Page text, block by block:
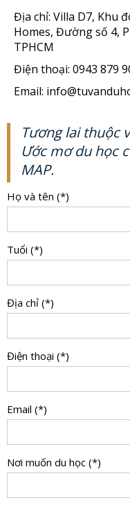
Địa chỉ: Villa D7, Khu
Homes, Đường số 4,
TPHCM
Điện thoại: 0943 879
Email:
Tương lai thuộc
Ước mơ du học
MAP.
Họ và tên (*)
Tuổi (*)
Địa chỉ (*)
Điện thoại (*)
Email (*)
Nơi muốn du học (*)